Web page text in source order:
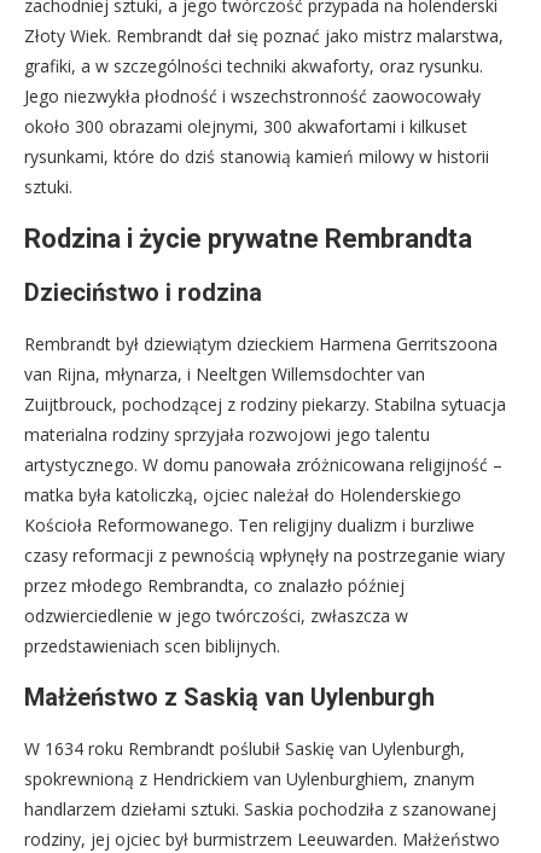
zachodniej sztuki, a jego twórczość przypada na holenderski
Złoty Wiek. Rembrandt dał się poznać jako mistrz malarstwa,
grafiki, a w szczególności techniki akwaforty, oraz rysunku.
Jego niezwykła płodność i wszechstronność zaowocowały
około 300 obrazami olejnymi, 300 akwafortami i kilkuset
rysunkami, które do dziś stanowią kamień milowy w historii
sztuki.
Rodzina i życie prywatne Rembrandta
Dzieciństwo i rodzina
Rembrandt był dziewiątym dzieckiem Harmena Gerritszoona
van Rijna, młynarza, i Neeltgen Willemsdochter van
Zuijtbrouck, pochodzącej z rodziny piekarzy. Stabilna sytuacja
materialna rodziny sprzyjała rozwojowi jego talentu
artystycznego. W domu panowała zróżnicowana religijność –
matka była katoliczką, ojciec należał do Holenderskiego
Kościoła Reformowanego. Ten religijny dualizm i burzliwe
czasy reformacji z pewnością wpłynęły na postrzeganie wiary
przez młodego Rembrandta, co znalazło później
odzwierciedlenie w jego twórczości, zwłaszcza w
przedstawieniach scen biblijnych.
Małżeństwo z Saskią van Uylenburgh
W 1634 roku Rembrandt poślubił Saskię van Uylenburgh,
spokrewnioną z Hendrickiem van Uylenburghiem, znanym
handlarzem dziełami sztuki. Saskia pochodziła z szanowanej
rodziny, jej ojciec był burmistrzem Leeuwarden. Małżeństwo